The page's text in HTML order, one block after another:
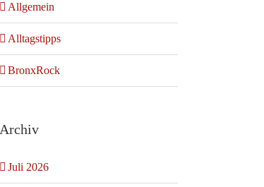
Allgemein
Alltagstipps
BronxRock
Archiv
Juli 2026